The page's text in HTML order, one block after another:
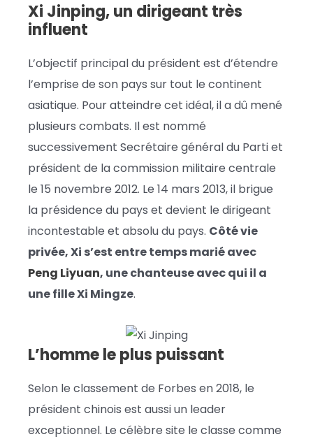
Xi Jinping, un dirigeant très
influent
L’objectif principal du président est d’étendre
l’emprise de son pays sur tout le continent
asiatique. Pour atteindre cet idéal, il a dû mené
plusieurs combats. Il est nommé
successivement Secrétaire général du Parti et
président de la commission militaire centrale
le 15 novembre 2012. Le 14 mars 2013, il brigue
la présidence du pays et devient le dirigeant
incontestable et absolu du pays. Côté vie
privée, Xi s’est entre temps marié avec
Peng Liyuan, une chanteuse avec qui il a
une fille Xi Mingze.
L’homme le plus puissant
Selon le classement de Forbes en 2018, le
président chinois est aussi un leader
exceptionnel. Le célèbre site le classe comme